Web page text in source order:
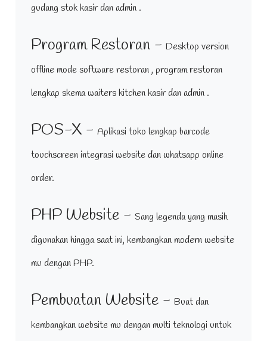
gudang stok kasir dan admin .
Program Restoran - Desktop version
offline mode software restoran , program restoran
lengkap skema waiters kitchen kasir dan admin .
POS-X - Aplikasi toko lengkap barcode
touchscreen integrasi website dan whatsapp online
order.
PHP Website - Sang legenda yang masih
digunakan hingga saat ini, kembangkan modern website
mu dengan PHP.
Pembuatan Website - Buat dan
kembangkan website mu dengan multi teknologi untuk